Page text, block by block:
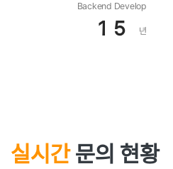
Backend Develop
1 5 년
실시간문의 현황